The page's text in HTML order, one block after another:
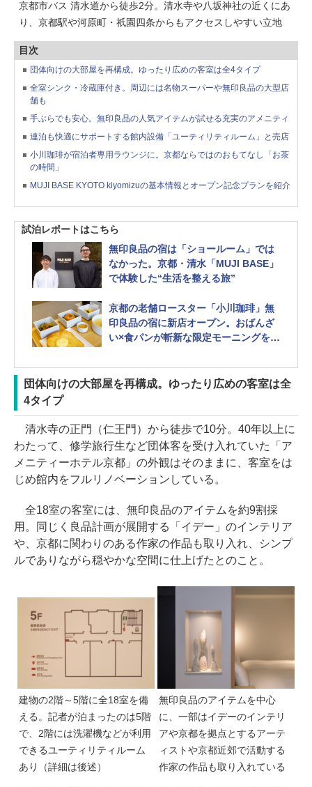
京都市バス 清水道から徒歩2分。清水寺や八坂神社の近くにあ
り、京都駅や河原町・祇園四条からもアクセスしやすい立地
目次
団体向けの大部屋を再構成。ゆったり広めの客室は全4タイプ
全室シンク・冷蔵庫付き。周辺には名物スーパーや無印良品の大型店
舗も
手ぶらでも安心。無印良品の人気アイテムが試せる充実のアメニティ
連泊も快適にサポートする館内設備「ユーティリティルーム」と売店
小川珈琲が宿泊者専用ラウンジに。京都ならではのおもてなし「お茶
の時間」
MUJI BASE KYOTO kiyomizuの基本情報とオープン記念プランを紹介
試泊レポートはこちら
無印良品の宿は「ショールーム」では
なかった。京都・清水「MUJI BASE」
で体験した“生活を整える旅”
京都の老舗ロースター「小川珈琲」無
印良品の宿に新店オープン。おばんざ
い×食パンが斬新な限定モーニングを食
団体向けの大部屋を再構成。ゆったり広めの客室は全
4タイプ
清水寺の正門（仁王門）から徒歩で10分。40年以上に
わたって、修学旅行生など団体客を受け入れていた「ア
メニティーホテル京都」の外観はそのままに、客室をは
じめ館内をフルリノベーションしている。
全18室の客室には、無印良品のアイテムを約9割採
用。同じく良品計画が展開する「イデー」のインテリア
や、京都に関わりのある作家の作品も取り入れ、シンプ
ルでありながら穏やかな空間に仕上げたとのこと。
建物の2階～5階に全18室を備
える。記者が泊まったのは5階
で、2階には洗濯機などが利用
できるユーティリティルーム
あり（詳細は後述）
無印良品のアイテムを中心
に、一部はイデーのインテリ
アや京都を拠点とするアーテ
ィストや京都近郊で活動する
作家の作品も取り入れている